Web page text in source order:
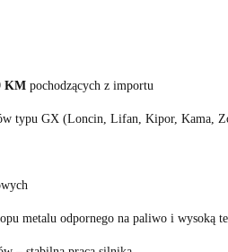
KM pochodzących z importu
typu GX (Loncin, Lifan, Kipor, Kama,
metalu odpornego na paliwo i wysoką